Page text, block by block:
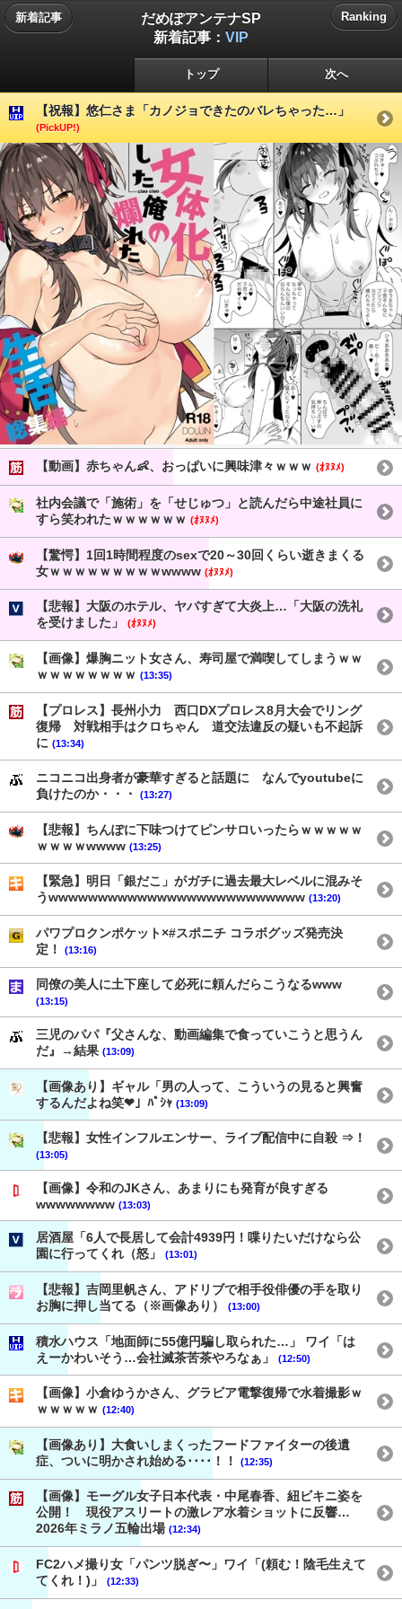
新着記事
だめぽアンテナSP
新着記事： VIP
Ranking
トップ 次へ
【祝報】悠仁さま「カノジョできたのバレちゃった…」
(PickUP!)
【動画】赤ちゃん👶、おっぱいに興味津々ｗｗｗ (ｵﾇﾇﾒ)
社内会議で「施術」を「せじゅつ」と読んだら中途社員に
すら笑われたｗｗｗｗｗｗ (ｵﾇﾇﾒ)
【驚愕】1回1時間程度のsexで20～30回くらい逝きまくる
女ｗｗｗｗｗｗｗｗｗwwww (ｵﾇﾇﾒ)
【悲報】大阪のホテル、ヤバすぎて大炎上…「大阪の洗礼
を受けました」
(ｵﾇﾇﾒ)
【画像】爆胸ニット女さん、寿司屋で満喫してしまうｗｗ
ｗｗｗｗｗｗｗｗ (13:35)
【プロレス】長州小力 西口DXプロレス8月大会でリング
復帰 対戦相手はクロちゃん 道交法違反の疑いも不起訴
に (13:34)
ニコニコ出身者が豪華すぎると話題に なんでyoutubeに
負けたのか・・・
(13:27)
【悲報】ちんぽに下味つけてピンサロいったらｗｗｗｗｗ
ｗｗｗｗwwww (13:25)
【緊急】明日「銀だこ」がガチに過去最大レベルに混みそ
うwwwwwwwwwwwwwwwwwwwwwwwwww (13:20)
パワプロクンポケット×#スポニチ コラボグッズ発売決
定！
(13:16)
同僚の美人に土下座して必死に頼んだらこうなるwww
(13:15)
三児のパパ『父さんな、動画編集で食っていこうと思うん
だ』→結果 (13:09)
【画像あり】ギャル「男の人って、こういうの見ると興奮
するんだよね笑❤」ﾊﾟｼｬ (13:09)
【悲報】女性インフルエンサー、ライブ配信中に自殺 ⇒！
(13:05)
【画像】令和のJKさん、あまりにも発育が良すぎる
wwwwwwww (13:03)
居酒屋「6人で長居して会計4939円！喋りたいだけなら公
園に行ってくれ（怒」
(13:01)
【悲報】吉岡里帆さん、アドリブで相手役俳優の手を取り
お胸に押し当てる（※画像あり）
(13:00)
積水ハウス「地面師に55億円騙し取られた…」 ワイ「は
えーかわいそう…会社滅茶苦茶やろなぁ」
(12:50)
【画像】小倉ゆうかさん、グラビア電撃復帰で水着撮影ｗ
ｗｗｗｗｗ (12:40)
【画像あり】大食いしまくったフードファイターの後遺
症、ついに明かされ始める････！！
(12:35)
【画像】モーグル女子日本代表・中尾春香、紐ビキニ姿を
公開！ 現役アスリートの激レア水着ショットに反響…
2026年ミラノ五輪出場 (12:34)
FC2ハメ撮り女「パンツ脱ぎ〜」ワイ「(頼む！陰毛生えて
てくれ！)」
(12:33)